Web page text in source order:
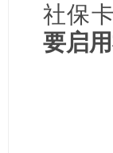
社保
要启